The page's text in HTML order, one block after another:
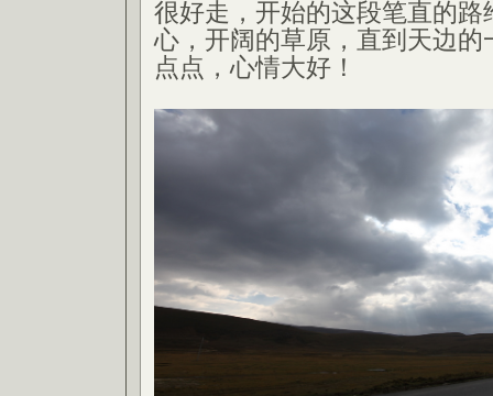
很好走，开始的这段笔直的路
心，开阔的草原，直到天边的
点点，心情大好！